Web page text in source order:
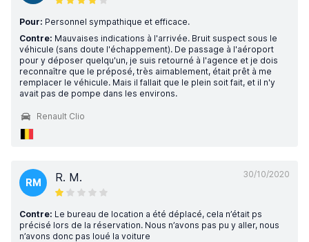
Pour: Personnel sympathique et efficace.
Contre: Mauvaises indications à l'arrivée. Bruit suspect sous le
véhicule (sans doute l'échappement). De passage à l'aéroport
pour y déposer quelqu'un, je suis retourné à l'agence et je dois
reconnaître que le préposé, très aimablement, était prêt à me
remplacer le véhicule. Mais il fallait que le plein soit fait, et il n'y
avait pas de pompe dans les environs.
Renault Clio
30/10/2020
RM R. M.
Contre: Le bureau de location a été déplacé, cela n’était ps
précisé lors de la réservation. Nous n’avons pas pu y aller, nous
n’avons donc pas loué la voiture